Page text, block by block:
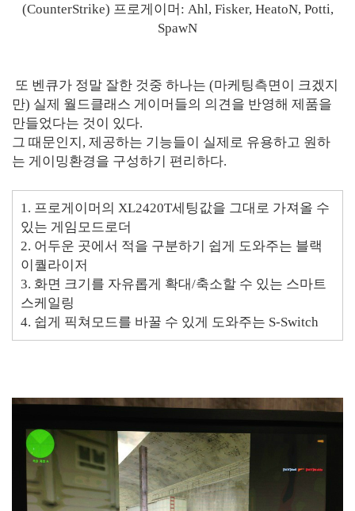
(CounterStrike) 프로게이머: Ahl, Fisker, HeatoN, Potti,
SpawN
또 벤큐가 정말 잘한 것중 하나는 (마케팅측면이 크겠지
만) 실제 월드클래스 게이머들의 의견을 반영해 제품을
만들었다는 것이 있다.
그 때문인지, 제공하는 기능들이 실제로 유용하고 원하
는 게이밍환경을 구성하기 편리하다.
1. 프로게이머의 XL2420T세팅값을 그대로 가져올 수
있는 게임모드로더
2. 어두운 곳에서 적을 구분하기 쉽게 도와주는 블랙
이퀄라이저
3. 화면 크기를 자유롭게 확대/축소할 수 있는 스마트
스케일링
4. 쉽게 픽쳐모드를 바꿀 수 있게 도와주는 S-Switch